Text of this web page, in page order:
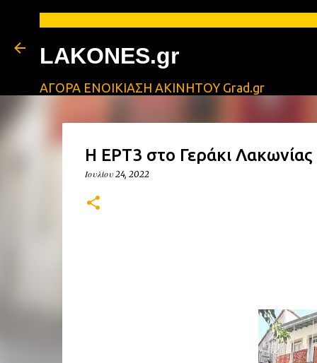
LAKONES.gr
ΑΓΟΡΑ ΕΝΟΙΚΙΑΣΗ ΑΚΙΝΗΤΟΥ Grad.gr
Η ΕΡΤ3 στο Γεράκι Λακωνίας
Ιουλίου 24, 2022